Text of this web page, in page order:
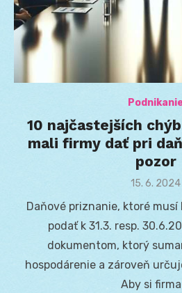
10 najčastejších
mali firmy dať pri
pozor
Posted
15. 6. 2024
Daňové priznanie, ktoré
podať k 31.3. resp.
dokumentom, ktorý
hospodárenie a zároveň
Aby si